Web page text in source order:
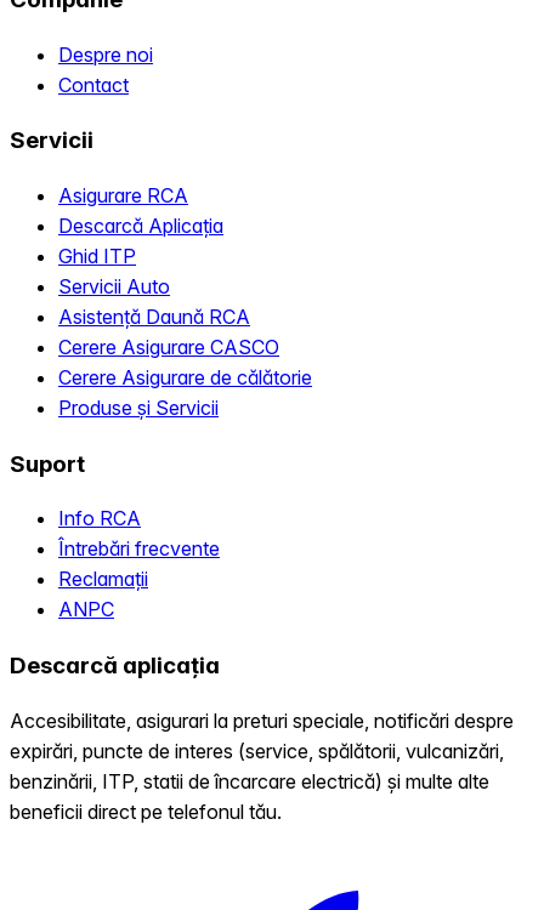
Despre noi
Contact
Servicii
Asigurare RCA
Descarcă Aplicația
Ghid ITP
Servicii Auto
Asistență Daună RCA
Cerere Asigurare CASCO
Cerere Asigurare de călătorie
Produse și Servicii
Suport
Info RCA
Întrebări frecvente
Reclamații
ANPC
Descarcă aplicația
Accesibilitate, asigurari la preturi speciale, notificări despre
expirări, puncte de interes (service, spălătorii, vulcanizări,
benzinării, ITP, statii de încarcare electrică) și multe alte
beneficii direct pe telefonul tău.